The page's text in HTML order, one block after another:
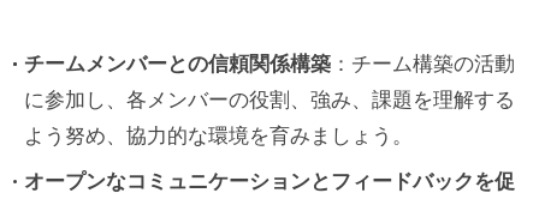
チームメンバーとの信頼関係構築 ：チーム構築の活動
に参加し、各メンバーの役割、強み、課題を理解する
よう努め、協力的な環境を育みましょう。
オープンなコミュニケーションとフィードバックを促